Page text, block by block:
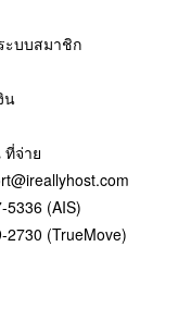
ะบบสมาชิก
น
จ่าย
5336 (AIS)
2730 (TrueMove)